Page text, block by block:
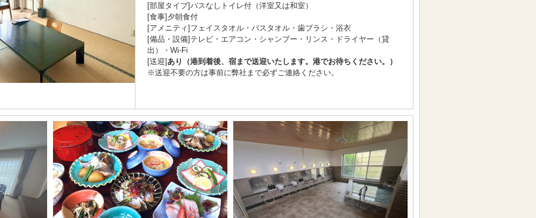
[部屋タイプ]バスなしトイレ付（洋室又は和室）
[食事]夕朝食付
[アメニティ]フェイスタオル・バスタオル・歯ブラシ・浴衣
[備品・設備]テレビ・エアコン・シャンプー・リンス・ドライヤー（貸
出）・Wi-Fi
[送迎]あり（港到着後、宿まで送迎いたします。港でお待ちください。）
※送迎不要の方は事前に弊社まで必ずご連絡ください。